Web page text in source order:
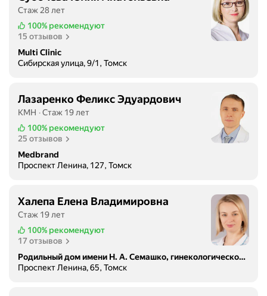
Стаж 28 лет
100% рекомендуют
15 отзывов
Multi Clinic
Сибирская улица, 9/1, Томск
Лазаренко Феликс Эдуардович
КМН
Стаж 19 лет
100% рекомендуют
25 отзывов
Medbrand
Проспект Ленина, 127, Томск
Халепа Елена Владимировна
Стаж 19 лет
100% рекомендуют
17 отзывов
Родильный дом имени Н. А. Семашко, гинекологическое отделение
Проспект Ленина, 65, Томск